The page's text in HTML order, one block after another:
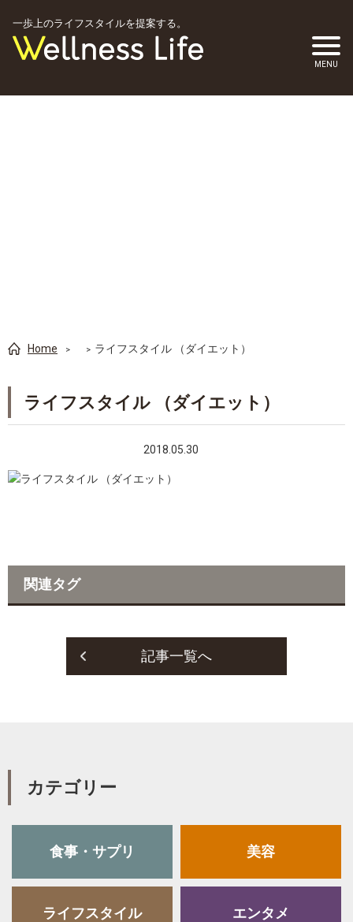
一歩上のライフスタイルを提案する。
Home ライフスタイル （ダイエット）
ライフスタイル （ダイエット）
2018.05.30
関連タグ
記事一覧へ
カテゴリー
食事・サプリ 美容
ライフスタイル エンタメ